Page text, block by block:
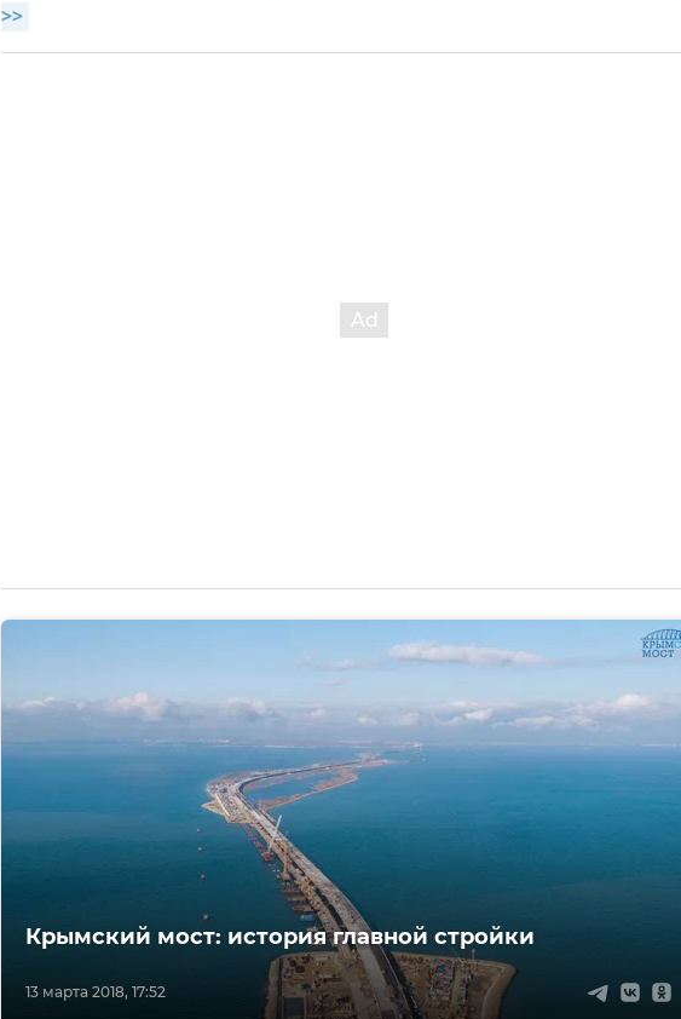
>>
13 марта 2018, 17:52
Крымский мост: история главной стройки